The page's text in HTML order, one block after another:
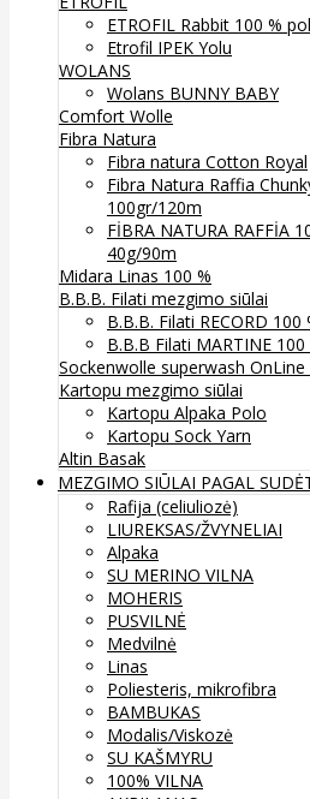
ETROFIL Rabbit 100 %
Etrofil IPEK Yolu
WOLANS
Wolans BUNNY BABY
Comfort Wolle
Fibra Natura
Fibra natura Cotton Royal
Fibra Natura Raffia
100gr/120m
FİBRA NATURA RAFFİA
40g/90m
Midara Linas 100 %
B.B.B. Filati mezgimo siūlai
B.B.B. Filati RECORD
B.B.B Filati MARTINE
Sockenwolle superwash OnLine
Kartopu mezgimo siūlai
Kartopu Alpaka Polo
Kartopu Sock Yarn
Altin Basak
MEZGIMO SIŪLAI PAGAL
Rafija (celiuliozė)
LIUREKSAS/ŽVYNELIAI
Alpaka
SU MERINO VILNA
MOHERIS
PUSVILNĖ
Medvilnė
Linas
Poliesteris, mikrofibra
BAMBUKAS
Modalis/Viskozė
SU KAŠMYRU
100% VILNA